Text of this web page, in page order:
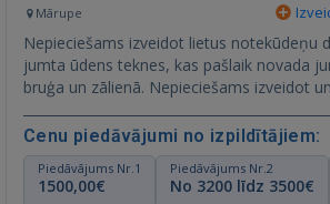
Mārupe
Nepieciešams izveidot lietus notekūdeņu
jumta ūdens teknes, kas pašlaik novada
bruģa un zālienā. Nepieciešams izveidot
Cenu piedāvājumi no izpildītājiem:
Piedāvājums Nr.1
1500,00€
Piedāvājums Nr.2
No 3200 līdz 3500€